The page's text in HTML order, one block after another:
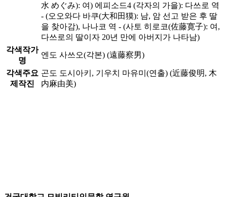
水 めぐみ): 여) 에피소드4 (각자의 가을): 다쓰로 역
- (오오와다 바쿠(大和田獏): 남, 암 선고 받은 후 딸
을 찾아감), 나나코 역 - (사토 히로코(佐藤寛子): 여,
다쓰로의 딸이자 20년 만에 아버지가 나타남)
각색작가
명
엔도 사쓰오(각본) (遠藤察男)
각색주요
제작진
곤도 도시아키, 기우치 마유미(연출) (近藤俊明, 木
内麻由美)